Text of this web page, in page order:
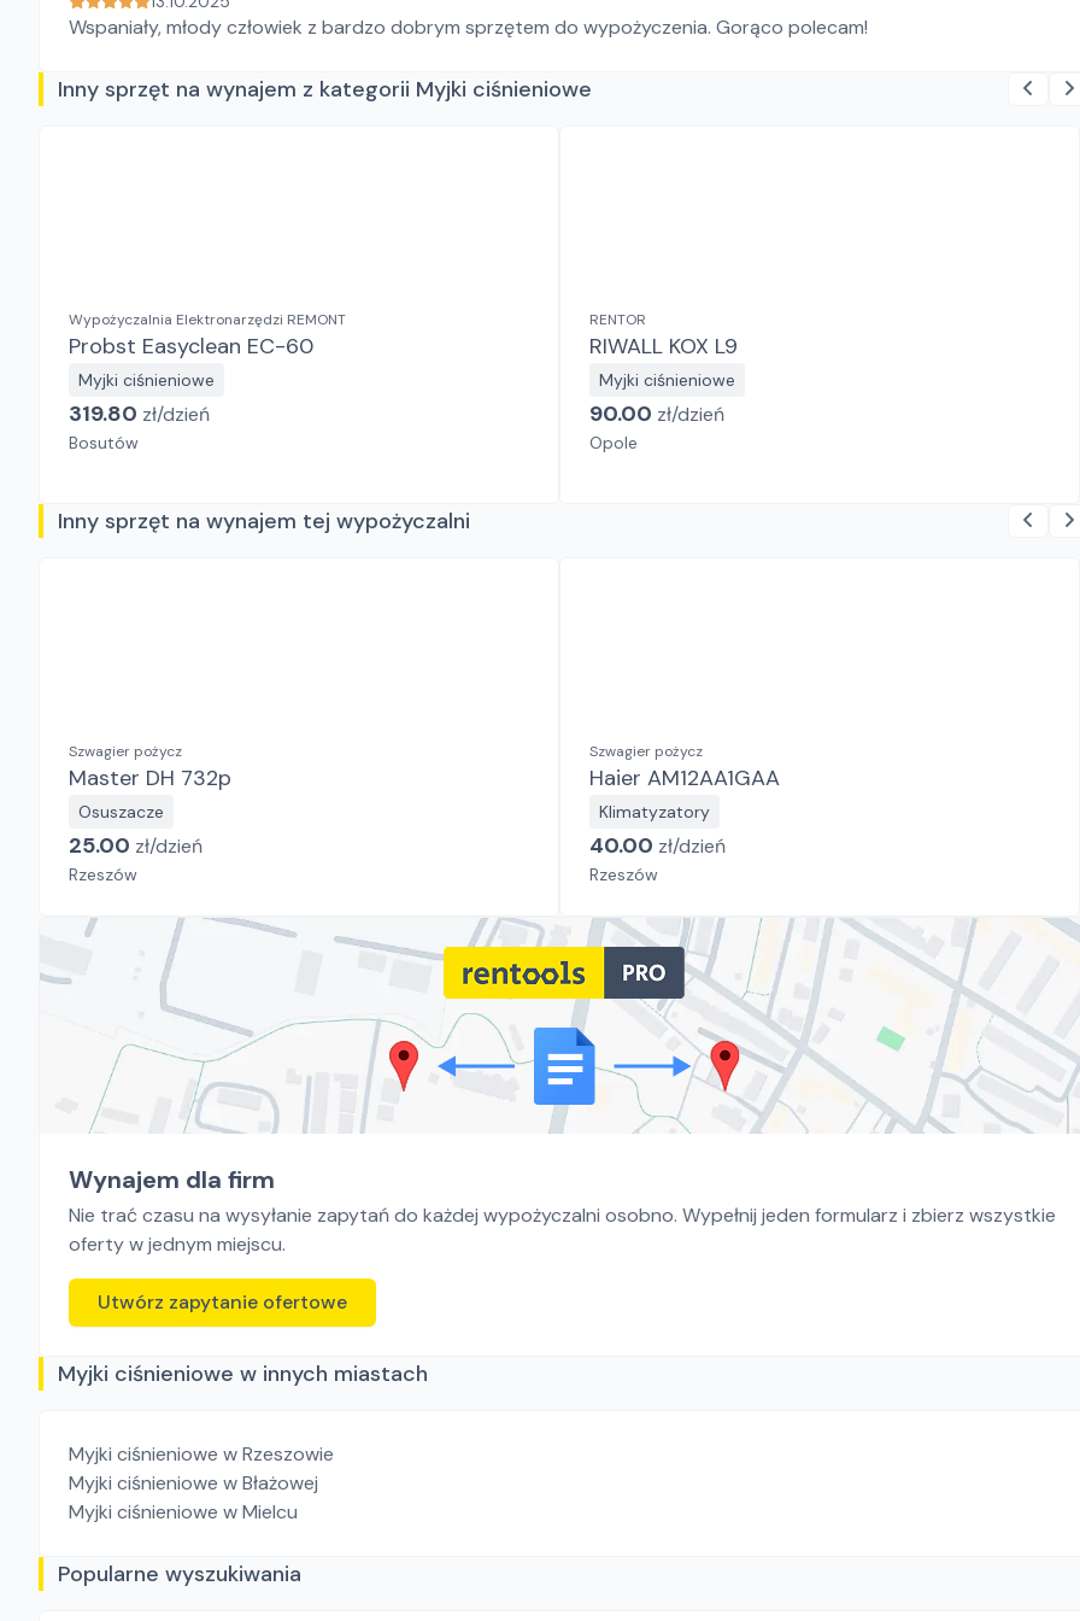
Wspaniały, młody człowiek z bardzo dobrym sprzętem do wypożyczenia. Gorąco polecam!
Inny sprzęt na wynajem z kategorii Myjki ciśnieniowe
Wypożyczalnia Elektronarzędzi REMONT
Probst Easyclean EC-60
Myjki ciśnieniowe
319.80 zł/dzień
Bosutów
RENTOR
RIWALL KOX L9
Myjki ciśnieniowe
90.00 zł/dzień
Opole
Inny sprzęt na wynajem tej wypożyczalni
Szwagier pożycz
Master DH 732p
Osuszacze
25.00 zł/dzień
Rzeszów
Szwagier pożycz
Haier AM12AA1GAA
Klimatyzatory
40.00 zł/dzień
Rzeszów
Wynajem dla firm
Nie trać czasu na wysyłanie zapytań do każdej wypożyczalni osobno. Wypełnij jeden formularz i zbierz wszystkie
oferty w jednym miejscu.
Utwórz zapytanie ofertowe
Myjki ciśnieniowe w innych miastach
Myjki ciśnieniowe w Rzeszowie
Myjki ciśnieniowe w Błażowej
Myjki ciśnieniowe w Mielcu
Popularne wyszukiwania